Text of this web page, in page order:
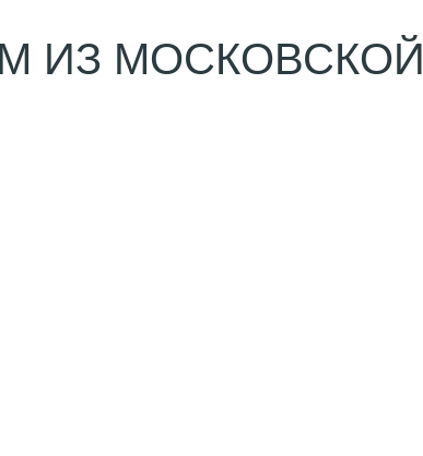
ИЗ МОСКОВСКОЙ